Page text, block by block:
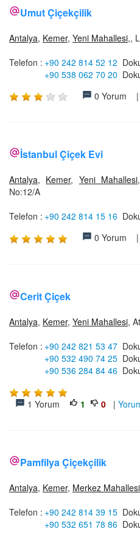
Umut Çiçekçilik
Antalya, Kemer, Yeni Mahallesi,,
Telefon : +90 242 814 52 12
+90 538 062 70 20
0 Yorum |
İstanbul Çiçek Evi
Antalya, Kemer, Yeni Mahallesi
No:12/A
Telefon : +90 242 814 15 16
0 Yorum |
Cerit Çiçek
Antalya, Kemer, Yeni Mahallesi,
Telefon : +90 242 821 53 47
+90 532 490 74 25
+90 536 284 84 46
1 Yorum 1 0 |
Pamfilya Çiçekçilik
Antalya, Kemer, Merkez Mahallesi
Telefon : +90 242 814 39 15
+90 532 651 78 86